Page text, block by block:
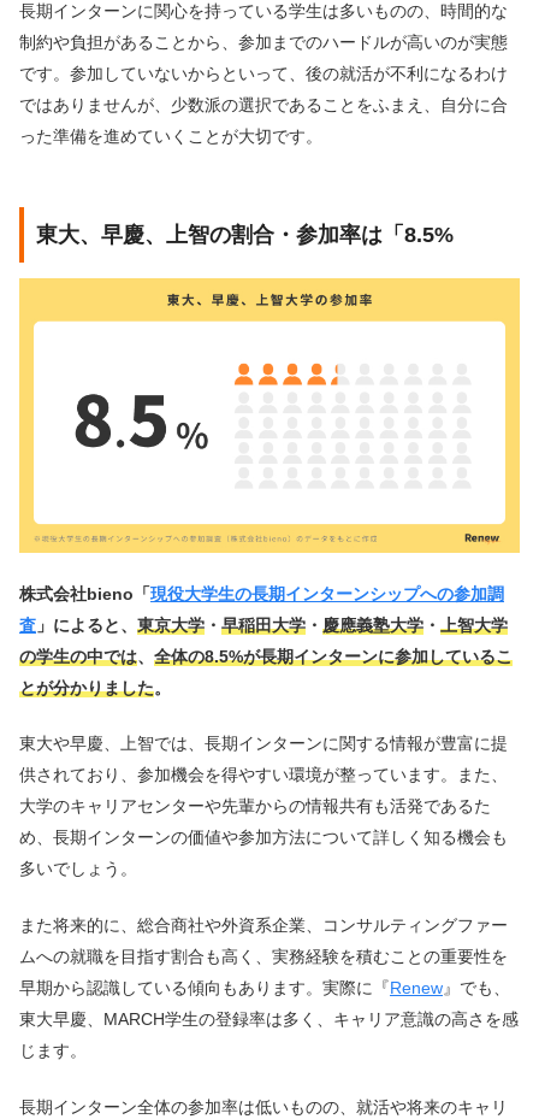
長期インターンに関心を持っている学生は多いものの、時間的な
制約や負担があることから、参加までのハードルが高いのが実態
です。参加していないからといって、後の就活が不利になるわけ
ではありませんが、少数派の選択であることをふまえ、自分に合
った準備を進めていくことが大切です。
東大、早慶、上智の割合・参加率は「8.5%
株式会社bieno「現役大学生の長期インターンシップへの参加調
査 」によると、 東京大学 ・ 早稲田大学 ・ 慶應義塾大学 ・ 上智大学
の学生の中では、 全体の8.5%が長期インターンに参加しているこ
とが分かりました。
東大や早慶、上智では、長期インターンに関する情報が豊富に提
供されており、参加機会を得やすい環境が整っています。また、
大学のキャリアセンターや先輩からの情報共有も活発であるた
め、長期インターンの価値や参加方法について詳しく知る機会も
多いでしょう。
また将来的に、総合商社や外資系企業、コンサルティングファー
ムへの就職を目指す割合も高く、実務経験を積むことの重要性を
早期から認識している傾向もあります。実際に『Renew』でも、
東大早慶、MARCH学生の登録率は多く、キャリア意識の高さを感
じます。
長期インターン全体の参加率は低いものの、就活や将来のキャリ